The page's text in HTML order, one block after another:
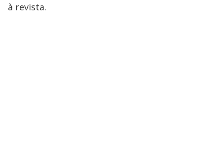
à revista.